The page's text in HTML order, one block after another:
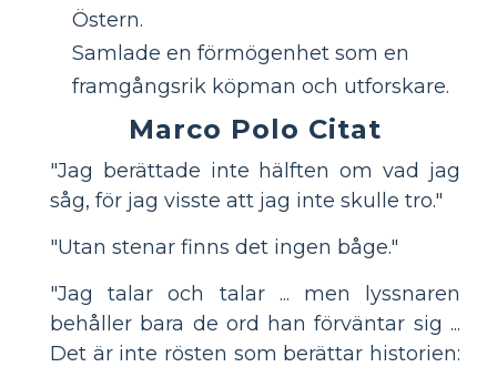
Östern.
Samlade en förmögenhet som en
framgångsrik köpman och utforskare.
Marco Polo Citat
"Jag berättade inte hälften om vad jag
såg, för jag visste att jag inte skulle tro."
"Utan stenar finns det ingen båge."
"Jag talar och talar ... men lyssnaren
behåller bara de ord han förväntar sig ...
Det är inte rösten som berättar historien: